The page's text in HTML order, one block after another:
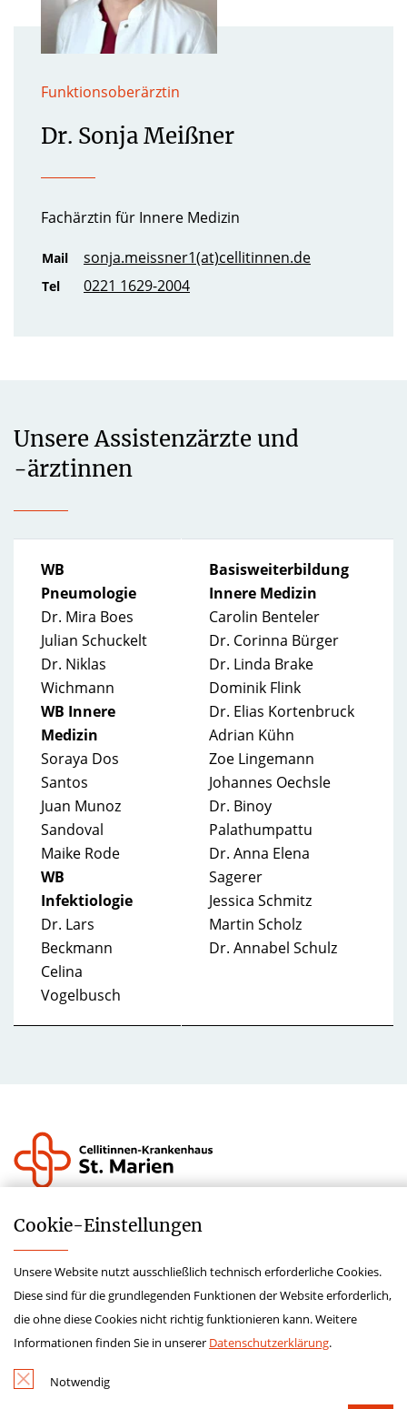
Funktionsoberärztin
Dr. Sonja Meißner
Fachärztin für Innere Medizin
Mail sonja.meissner1(at)cellitinnen.de
Tel 0221 1629-2004
Unsere Assistenzärzte und
-ärztinnen
WB
Pneumologie
Dr. Mira Boes
Julian Schuckelt
Dr. Niklas
Wichmann
WB Innere
Medizin
Soraya Dos
Santos
Juan Munoz
Sandoval
Maike Rode
WB
Infektiologie
Dr. Lars
Beckmann
Celina
Vogelbusch
Basisweiterbildung
Innere Medizin
Carolin Benteler
Dr. Corinna Bürger
Dr. Linda Brake
Dominik Flink
Dr. Elias Kortenbruck
Adrian Kühn
Zoe Lingemann
Johannes Oechsle
Dr. Binoy
Palathumpattu
Dr. Anna Elena
Sagerer
Jessica Schmitz
Martin Scholz
Dr. Annabel Schulz
Krankenhauszukunftsfond
Hinweisgeberschutzgesetz
Datenschutz
Kontakt
Cookie-­Einstellungen
Unsere Website nutzt ausschließlich technisch erforderliche Cookies.
Diese sind für die grundlegenden Funktionen der Website erforderlich,
die ohne diese Cookies nicht richtig funktionieren kann. Weitere
Informationen finden Sie in unserer Datenschutzerklärung.
Notwendig